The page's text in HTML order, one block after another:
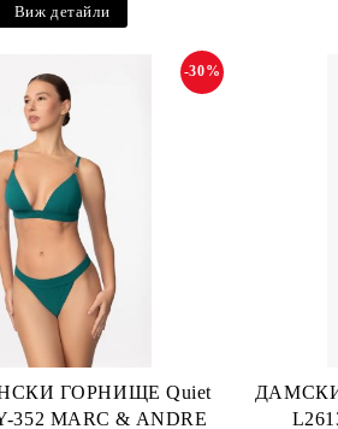
Виж детайли
ГОРНИЩЕ Quiet
352 MARC & ANDRE
-30%